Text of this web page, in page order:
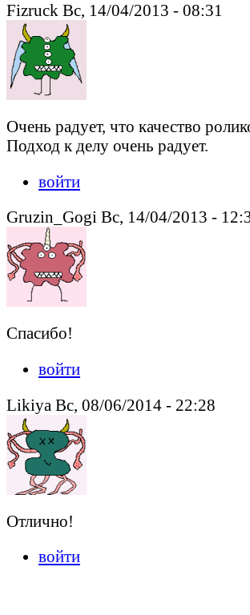
Fizruck Вс, 14/04/2013 - 08:31
Очень радует, что качество
Подход к делу очень радует.
войти
Gruzin_Gogi Вс, 14/04/2013 -
Спасибо!
войти
Likiya Вс, 08/06/2014 - 22:28
Отлично!
войти